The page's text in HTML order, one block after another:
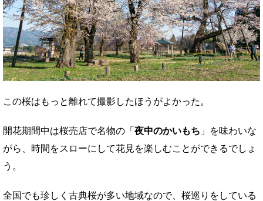
この桜はもっと離れて撮影したほうがよかった。
開花期間中は桜売店で名物の「 夜中のかいもち 」を味わいな
がら、時間をスローにして花見を楽しむことができるでしょ
う。
全国でも珍しく古典桜が多い地域なので、桜巡りをしている